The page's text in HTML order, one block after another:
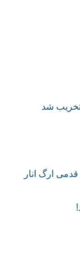
تخریب شد
ارگ انار